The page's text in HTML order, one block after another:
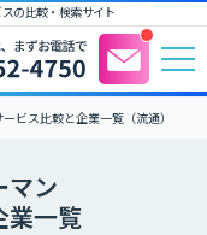
の比較・検索サイト
ビス比較と企業一覧（流通）
マン
業一覧